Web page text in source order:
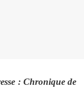
: Chronique de